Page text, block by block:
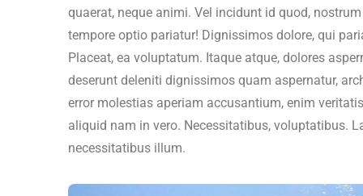
quaerat, neque animi. Vel incidunt id quod,
tempore optio pariatur! Dignissimos dolore, qui
Placeat, ea voluptatum. Itaque atque, dolores
deserunt deleniti dignissimos quam aspernatur,
error molestias aperiam accusantium, enim
aliquid nam in vero. Necessitatibus, voluptatibus.
necessitatibus illum.